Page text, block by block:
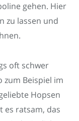
gehen. Hier
zu lassen und
oft schwer
zum Beispiel im
Hopsen
es ratsam, das